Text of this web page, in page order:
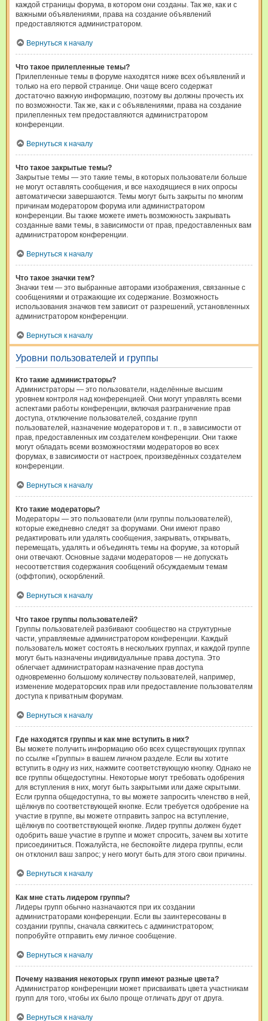
каждой страницы форума, в котором они созданы. Так же, как и с
важными объявлениями, права на создание объявлений
предоставляются администратором.
Вернуться к началу
Что такое прилепленные темы?
Прилепленные темы в форуме находятся ниже всех объявлений и
только на его первой странице. Они чаще всего содержат
достаточно важную информацию, поэтому вы должны прочесть их
по возможности. Так же, как и с объявлениями, права на создание
прилепленных тем предоставляются администратором
конференции.
Вернуться к началу
Что такое закрытые темы?
Закрытые темы — это такие темы, в которых пользователи больше
не могут оставлять сообщения, и все находящиеся в них опросы
автоматически завершаются. Темы могут быть закрыты по многим
причинам модератором форума или администратором
конференции. Вы также можете иметь возможность закрывать
созданные вами темы, в зависимости от прав, предоставленных вам
администратором конференции.
Вернуться к началу
Что такое значки тем?
Значки тем — это выбранные авторами изображения, связанные с
сообщениями и отражающие их содержание. Возможность
использования значков тем зависит от разрешений, установленных
администратором конференции.
Вернуться к началу
Уровни пользователей и группы
Кто такие администраторы?
Администраторы — это пользователи, наделённые высшим
уровнем контроля над конференцией. Они могут управлять всеми
аспектами работы конференции, включая разграничение прав
доступа, отключение пользователей, создание групп
пользователей, назначение модераторов и т. п., в зависимости от
прав, предоставленных им создателем конференции. Они также
могут обладать всеми возможностями модераторов во всех
форумах, в зависимости от настроек, произведённых создателем
конференции.
Вернуться к началу
Кто такие модераторы?
Модераторы — это пользователи (или группы пользователей),
которые ежедневно следят за форумами. Они имеют право
редактировать или удалять сообщения, закрывать, открывать,
перемещать, удалять и объединять темы на форуме, за который
они отвечают. Основные задачи модераторов — не допускать
несоответствия содержания сообщений обсуждаемым темам
(оффтопик), оскорблений.
Вернуться к началу
Что такое группы пользователей?
Группы пользователей разбивают сообщество на структурные
части, управляемые администратором конференции. Каждый
пользователь может состоять в нескольких группах, и каждой группе
могут быть назначены индивидуальные права доступа. Это
облегчает администраторам назначение прав доступа
одновременно большому количеству пользователей, например,
изменение модераторских прав или предоставление пользователям
доступа к приватным форумам.
Вернуться к началу
Где находятся группы и как мне вступить в них?
Вы можете получить информацию обо всех существующих группах
по ссылке «Группы» в вашем личном разделе. Если вы хотите
вступить в одну из них, нажмите соответствующую кнопку. Однако не
все группы общедоступны. Некоторые могут требовать одобрения
для вступления в них, могут быть закрытыми или даже скрытыми.
Если группа общедоступна, то вы можете запросить членство в ней,
щёлкнув по соответствующей кнопке. Если требуется одобрение на
участие в группе, вы можете отправить запрос на вступление,
щёлкнув по соответствующей кнопке. Лидер группы должен будет
одобрить ваше участие в группе и может спросить, зачем вы хотите
присоединиться. Пожалуйста, не беспокойте лидера группы, если
он отклонил ваш запрос; у него могут быть для этого свои причины.
Вернуться к началу
Как мне стать лидером группы?
Лидеры групп обычно назначаются при их создании
администраторами конференции. Если вы заинтересованы в
создании группы, сначала свяжитесь с администратором;
попробуйте отправить ему личное сообщение.
Вернуться к началу
Почему названия некоторых групп имеют разные цвета?
Администратор конференции может присваивать цвета участникам
групп для того, чтобы их было проще отличать друг от друга.
Вернуться к началу